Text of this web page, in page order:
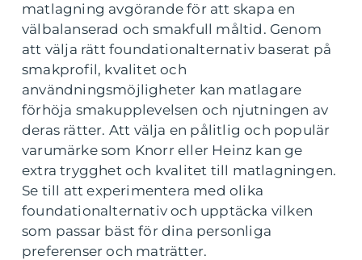
matlagning avgörande för att skapa en
välbalanserad och smakfull måltid. Genom
att välja rätt foundationalternativ baserat på
smakprofil, kvalitet och
användningsmöjligheter kan matlagare
förhöja smakupplevelsen och njutningen av
deras rätter. Att välja en pålitlig och populär
varumärke som Knorr eller Heinz kan ge
extra trygghet och kvalitet till matlagningen.
Se till att experimentera med olika
foundationalternativ och upptäcka vilken
som passar bäst för dina personliga
preferenser och maträtter.